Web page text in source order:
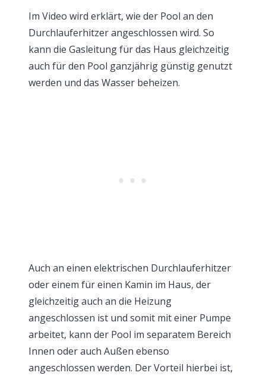
Im Video wird erklärt, wie der Pool an den
Durchlauferhitzer angeschlossen wird. So
kann die Gasleitung für das Haus gleichzeitig
auch für den Pool ganzjährig günstig genutzt
werden und das Wasser beheizen.
Auch an einen elektrischen Durchlauferhitzer
oder einem für einen Kamin im Haus, der
gleichzeitig auch an die Heizung
angeschlossen ist und somit mit einer Pumpe
arbeitet, kann der Pool im separatem Bereich
Innen oder auch Außen ebenso
angeschlossen werden. Der Vorteil hierbei ist,